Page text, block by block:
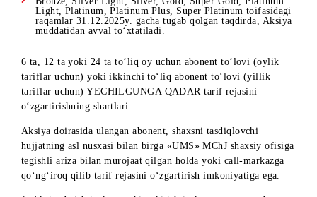
Agar raqam aksiyani o‘tkazish davrida jismoniy shaxsga
ro‘yxatga olingan bo‘lsa, lekin to‘lov aksiya
yakunlangandan keyin amalga oshirilsa, raqamning
raqami aksiyaning oxirgi kunlarida ulangan, lekin to‘lov
2024-yil 31-dekabrdan kechroq amalga
to‘liq qiymati (aksiya bo‘yicha narxni hisobga
holda) yechib olinadi.
Bronze, Silver Light, Silver, Gold toifalari uchun
prefikslarni aksiya doirasida ulash imkoniyati mavjud
(97)770, (97)707, (97)700, (97)777, (97)701, (97)779,
(970778, (97)000, (97)888, (88)333, (88)700, (88)701,
(88)808, (97)007, (88)111, (97)111, (88)007, (88)666,
(97)666, (88)399, (88)383, (88)133, (88)200, (88)008,